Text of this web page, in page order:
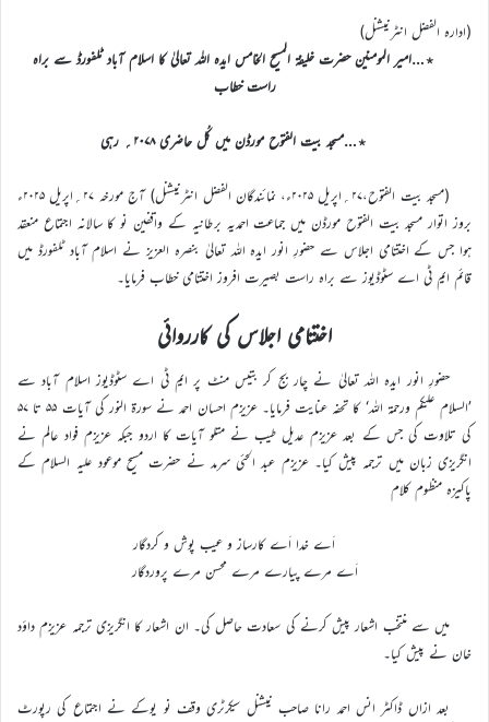
(ادارہ الفضل انٹرنیشنل)
٭…امیر المومنین حضرت خلیفۃ المسیح الخامس ایدہ اللہ تعالیٰ کا اسلام آباد ٹلفورڈ سے براہ
راست خطاب
٭…مسجد بیت الفتوح مورڈن میں کُل حاضری ۲۰۷۸؍ رہی
(مسجد بیت الفتوح،۲۷؍اپریل ۲۰۲۵ء، نمائندگان الفضل انٹرنیشنل) آج مورخہ ۲۷؍اپریل ۲۰۲۵ء
بروز اتوار مسجد بیت الفتوح مورڈن میں جماعت احمدیہ برطانیہ کے واقفین نو کا سالانہ اجتماع منعقد
ہوا جس کے اختتامی اجلاس سے حضورِ انور ایدہ اللہ تعالیٰ بنصرہ العزیز نے اسلام آباد ٹلفورڈ میں
قائم ایم ٹی اے سٹوڈیوز سے براہ راست بصیرت افروز اختتامی خطاب فرمایا۔
اختتامی اجلاس کی کارروائی
حضورِ انور ایدہ اللہ تعالیٰ نے چار بج کر بتیس منٹ پر ایم ٹی اے سٹوڈیوز اسلام آباد سے
’السلام علیکم ورحمۃ اللہ‘ کا تحفہ عنایت فرمایا۔ عزیزم احسان احمد نے سورۃ النور کی آیات ۵۵ تا ۵۷
کی تلاوت کی جس کے بعد عزیزم عدیل طیب نے متلو آیات کا اردو جبکہ عزیزم فواد عالم نے
انگریزی زبان میں ترجمہ پیش کیا۔ عزیزم عبد الحئی سرمد نے حضرت مسیح موعود علیہ السلام کے
پاکیزہ منظوم کلام
اَے خدا اَے کارساز و عیب پوش و کردگار
اَے مرے پیارے مرے محسن مرے پروردگار
میں سے منتخب اشعار پیش کرنے کی سعادت حاصل کی۔ ان اشعار کا انگریزی ترجمہ عزیزم داؤد
خان نے پیش کیا۔
بعد ازاں ڈاکٹر انس احمد رانا صاحب نیشنل سیکرٹری وقف نو یوکے نے اجتماع کی رپورٹ